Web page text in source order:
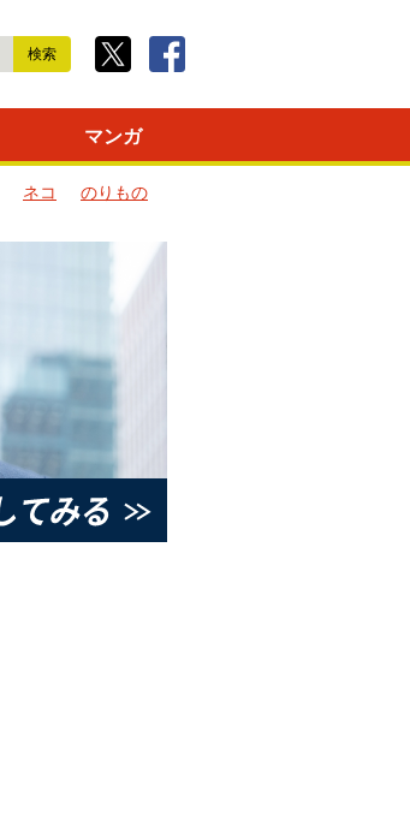
マンガ
ネコ
のりもの